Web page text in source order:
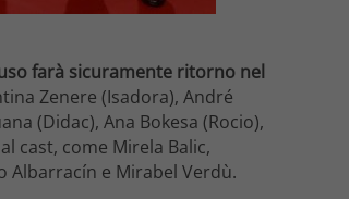
farà sicuramente ritorno nel
Zenere (Isadora), André
(Didac), Ana Bokesa (Rocio),
cast, come Mirela Balic,
Albarracín e Mirabel Verdù.